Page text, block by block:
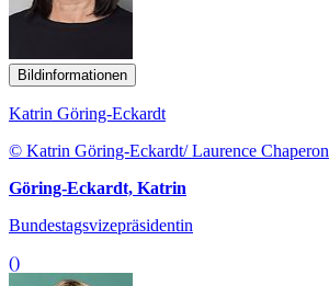
Bildinformationen
Katrin Göring-Eckardt
© Katrin Göring-Eckardt/ Laurence Chaperon
Göring-Eckardt, Katrin
Bundestagsvizepräsidentin
()